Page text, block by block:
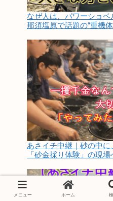
なぜ人は、パワーショベ
那須塩原で話題の“重機
あさイチ中継｜砂の中
「砂金採り体験」の現場
メニュー ホーム